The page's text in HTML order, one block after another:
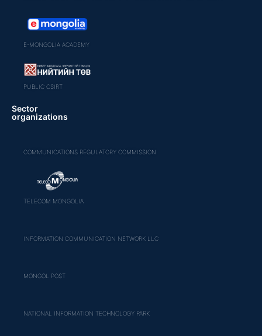
E-MONGOLIA ACADEMY
PUBLIC CSIRT
Sector
organizations
COMMUNICATIONS REGULATORY COMMISSION
TELECOM MONGOLIA
INFORMATION COMMUNICATION NETWORK LLC
MONGOL POST
NATIONAL INFORMATION TECHNOLOGY PARK